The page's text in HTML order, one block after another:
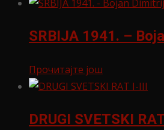
SRBIJA 1941. –
Прочитајте још
DRUGI SVETSKI